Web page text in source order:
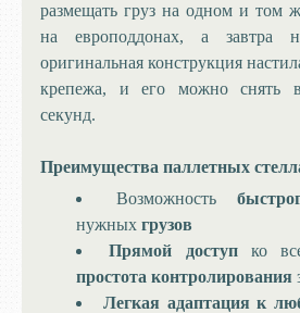
размещать груз на одном и том
на европоддонах, а завтра
оригинальная конструкция
крепежа, и его можно снять
секунд.
Преимущества паллетных
Возможность
нужных грузов
Прямой доступко
простота контролирования
Легкая адаптация к